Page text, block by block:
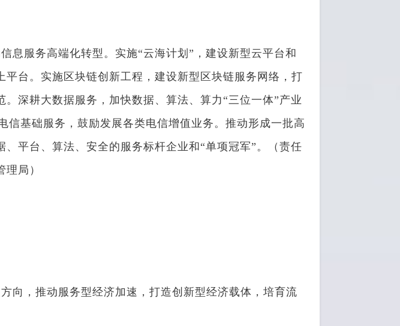
服务高端化转型。实施“云海计划”，建设新型云平台和
台。实施区块链创新工程，建设新型区块链服务网络，打
深耕大数据服务，加快数据、算法、算力“三位一体”产业
信基础服务，鼓励发展各类电信增值业务。推动形成一批高
平台、算法、安全的服务标杆企业和“单项冠军”。（责任
局）
，推动服务型经济加速，打造创新型经济载体，培育流